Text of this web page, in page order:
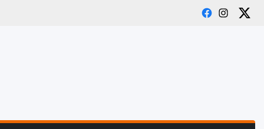
Facebook
Instagram
X